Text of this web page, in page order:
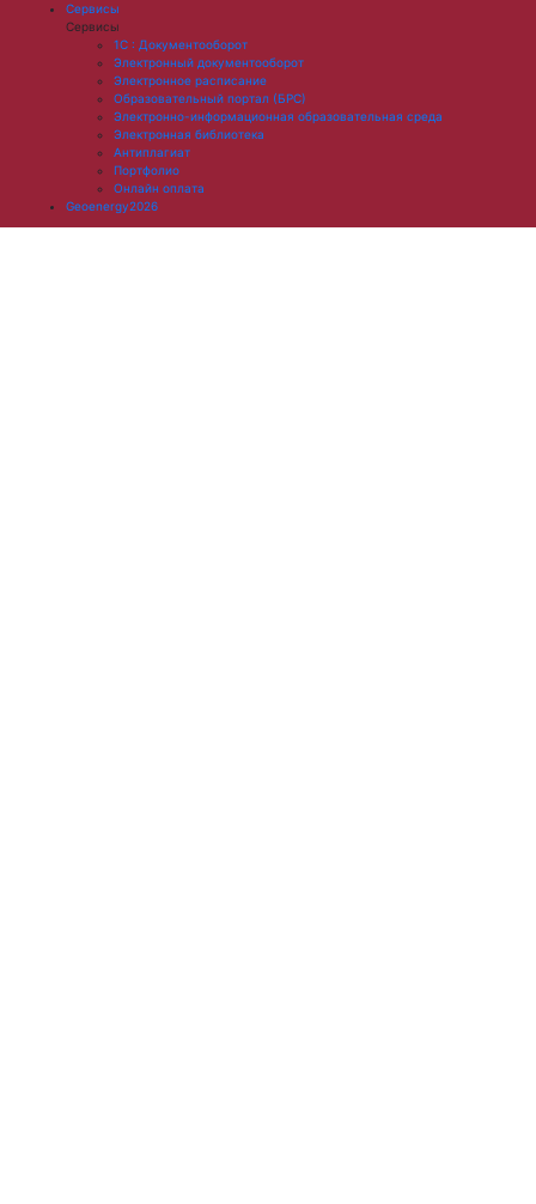
Сервисы
Сервисы
1С : Документооборот
Электронный документооборот
Электронное расписание
Образовательный портал (БРС)
Электронно-информационная образовательная среда
Электронная библиотека
Антиплагиат
Портфолио
Онлайн оплата
Geoenergy2026